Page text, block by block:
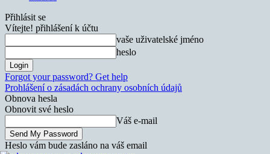
Přihlásit se
Vítejte! přihlášení k účtu
vaše uživatelské jméno
heslo
Forgot your password? Get help
Prohlášení o zásadách ochrany osobních údajů
Obnova hesla
Obnovit své heslo
Váš e-mail
Heslo vám bude zasláno na váš email